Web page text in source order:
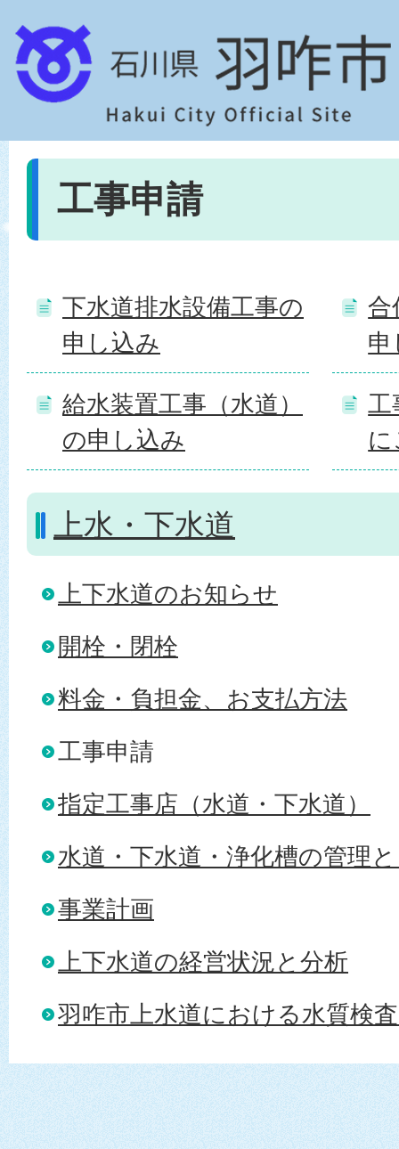
工事申請
下水道排水設備工事の
申し込み
合
申
給水装置工事（水道）
の申し込み
工
上水・下水道
上下水道のお知らせ
開栓・閉栓
料金・負担金、お支払方法
工事申請
指定工事店（水道・下水道）
水道・下水道・浄化槽の管理
事業計画
上下水道の経営状況と分析
羽咋市上水道における水質検